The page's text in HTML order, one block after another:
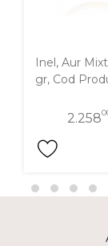
Inel, Aur
gr, Cod
2.258